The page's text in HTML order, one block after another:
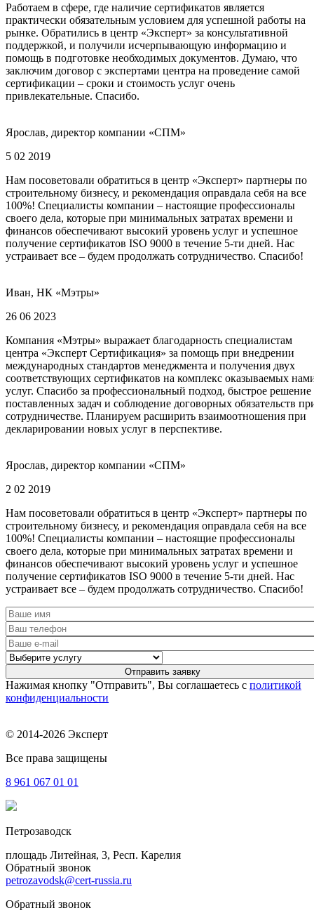
Работаем в сфере, где наличие сертификатов является
практически обязательным условием для успешной работы на
рынке. Обратились в центр «Эксперт» за консультативной
поддержкой, и получили исчерпывающую информацию и
помощь в подготовке необходимых документов. Думаю, что
заключим договор с экспертами центра на проведение самой
сертификации – сроки и стоимость услуг очень
привлекательные. Спасибо.
Ярослав, директор компании «СПМ»
5 02 2019
Нам посоветовали обратиться в центр «Эксперт» партнеры по
строительному бизнесу, и рекомендация оправдала себя на все
100%! Специалисты компании – настоящие профессионалы
своего дела, которые при минимальных затратах времени и
финансов обеспечивают высокий уровень услуг и успешное
получение сертификатов ISO 9000 в течение 5-ти дней. Нас
устраивает все – будем продолжать сотрудничество. Спасибо!
Иван, НК «Мэтры»
26 06 2023
Компания «Мэтры» выражает благодарность специалистам
центра «Эксперт Сертификация» за помощь при внедрении
международных стандартов менеджмента и получения двух
соответствующих сертификатов на комплекс оказываемых
услуг. Спасибо за профессиональный подход, быстрое решение
поставленных задач и соблюдение договорных обязательств
сотрудничестве. Планируем расширить взаимоотношения при
декларировании новых услуг в перспективе.
Ярослав, директор компании «СПМ»
2 02 2019
Нам посоветовали обратиться в центр «Эксперт» партнеры по
строительному бизнесу, и рекомендация оправдала себя на все
100%! Специалисты компании – настоящие профессионалы
своего дела, которые при минимальных затратах времени и
финансов обеспечивают высокий уровень услуг и успешное
получение сертификатов ISO 9000 в течение 5-ти дней. Нас
устраивает все – будем продолжать сотрудничество. Спасибо!
Нажимая кнопку "Отправить", Вы соглашаетесь с политикой
конфиденциальности
© 2014-2026 Эксперт
Все права защищены
8 961 067 01 01
Петрозаводск
площадь Литейная, 3, Респ. Карелия
Обратный звонок
petrozavodsk@cert-russia.ru
Обратный звонок